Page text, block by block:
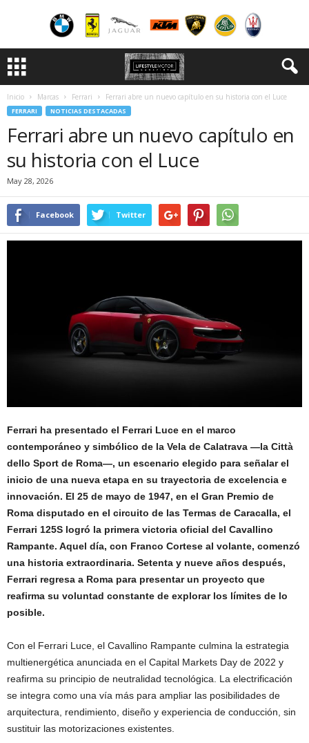
Inicio Marcas Ferrari Ferrari abre un nuevo capítulo en su historia con el Luce
FERRARI NOTICIAS DESTACADAS
Ferrari abre un nuevo capítulo en
su historia con el Luce
May 28, 2026
Facebook Twitter
Ferrari ha presentado el Ferrari Luce en el marco
contemporáneo y simbólico de la Vela de Calatrava —la Città
dello Sport de Roma—, un escenario elegido para señalar el
inicio de una nueva etapa en su trayectoria de excelencia e
innovación. El 25 de mayo de 1947, en el Gran Premio de
Roma disputado en el circuito de las Termas de Caracalla, el
Ferrari 125S logró la primera victoria oficial del Cavallino
Rampante. Aquel día, con Franco Cortese al volante, comenzó
una historia extraordinaria. Setenta y nueve años después,
Ferrari regresa a Roma para presentar un proyecto que
reafirma su voluntad constante de explorar los límites de lo
posible.
Con el Ferrari Luce, el Cavallino Rampante culmina la estrategia
multienergética anunciada en el Capital Markets Day de 2022 y
reafirma su principio de neutralidad tecnológica. La electrificación
se integra como una vía más para ampliar las posibilidades de
arquitectura, rendimiento, diseño y experiencia de conducción, sin
sustituir las motorizaciones existentes.